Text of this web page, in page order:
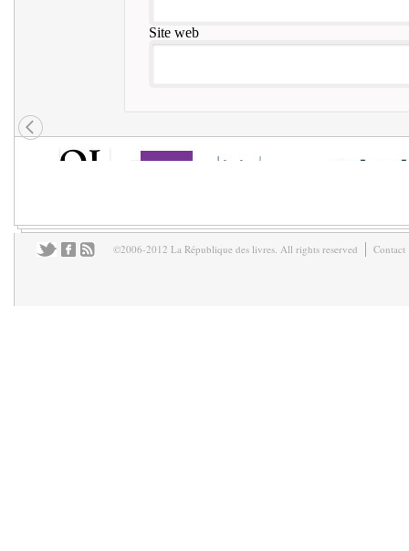
Site web
©2006-2012 La République des livres. All rights reserved Contact